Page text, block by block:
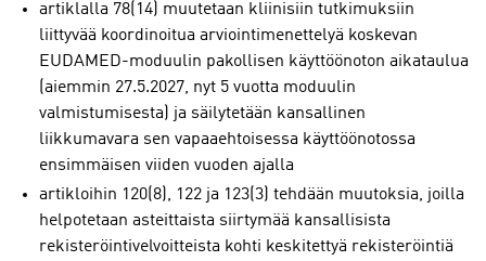
artiklalla 78(14) muutetaan kliinisiin tutkimuksiin
liittyvää koordinoitua arviointimenettelyä koskevan
EUDAMED-moduulin pakollisen käyttöönoton aikataulua
(aiemmin 27.5.2027, nyt 5 vuotta moduulin
valmistumisesta) ja säilytetään kansallinen
liikkumavara sen vapaaehtoisessa käyttöönotossa
ensimmäisen viiden vuoden ajalla
artikloihin 120(8), 122 ja 123(3) tehdään muutoksia, joilla
helpotetaan asteittaista siirtymää kansallisista
rekisteröintivelvoitteista kohti keskitettyä rekisteröintiä